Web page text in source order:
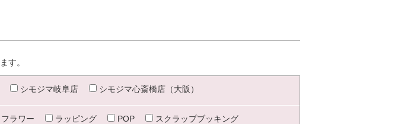
す。
シモジマ岐阜店 シモジマ心斎橋店（大阪）
ラワー ラッピング POP
スクラップブッキング